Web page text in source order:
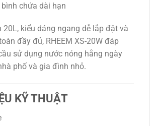
chứa dài hạn
20L, kiểu dáng ngang dễ lắp đặt và
đầy đủ, RHEEM XS-20W đáp
sử dụng nước nóng hằng ngày
phố và gia đình nhỏ.
KỸ THUẬT